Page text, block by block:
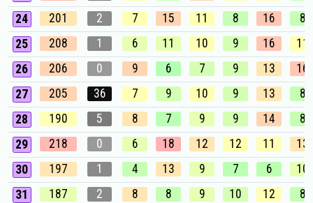
24
201 2 7 15 11 8 16
8
25
208 1 6 11 10 9 16
11
26
206 0 9 6 7 9 13
16
27
205 36 7 9 10 9 13
8
28
190 5 8 7 9 9 14
8
29
218 0 6 18 12 12 11
13
30
197 1 4 13 9 7 6
10
31
187 2 8 8 9 10 12
8